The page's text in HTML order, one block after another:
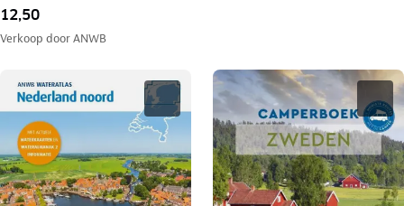
12,50
Verkoop doorANWB